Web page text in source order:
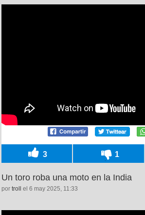
3 1
Un toro roba una moto en la India
por troll el 6 may 2025, 11:33